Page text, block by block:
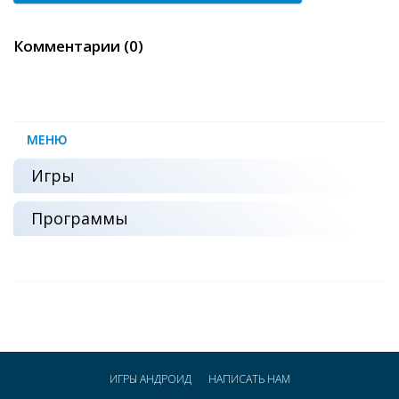
Комментарии (0)
МЕНЮ
Игры
Программы
ИГРЫ АНДРОИД НАПИСАТЬ НАМ